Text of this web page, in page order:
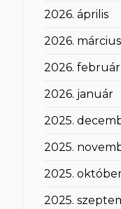
2026. április
2026. március
2026. február
2026. január
2025.
2025.
2025.
2025.